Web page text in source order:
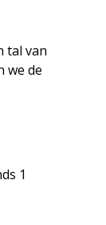
tal van
we de
1